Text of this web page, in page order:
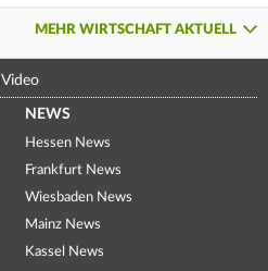
MEHR WIRTSCHAFT AKTUELL
Video
NEWS
Hessen News
Frankfurt News
Wiesbaden News
Mainz News
Kassel News